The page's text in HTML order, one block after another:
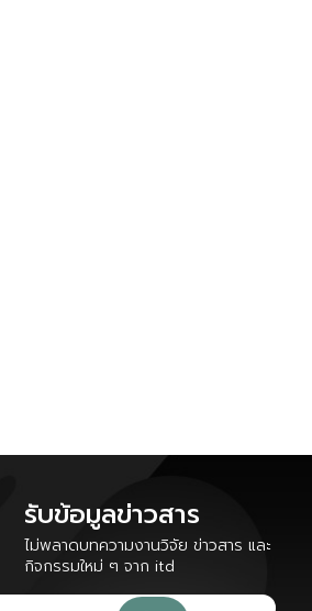
รับข้อมูลข่าวสาร
ไม่พลาดบทความงานวิจัย ข่าวสาร และ
กิจกรรมใหม่ ๆ จาก itd